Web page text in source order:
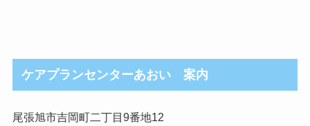
ケアプランセンターあおい 案内
尾張旭市吉岡町二丁目9番地12